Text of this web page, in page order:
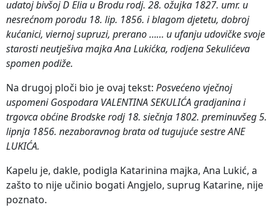
udatoj bivšoj D Elia u Brodu rodj. 28. ožujka 1827. umr. u
nesrećnom porodu 18. lip. 1856. i blagom djetetu, dobroj
kućanici, viernoj supruzi, prerano …… u ufanju udovičke svoje
starosti neutješiva majka Ana Lukićka, rodjena Sekulićeva
spomen podiže.
Na drugoj ploči bio je ovaj tekst: Posvećeno vječnoj
uspomeni Gospodara VALENTINA SEKULIĆA gradjanina i
trgovca obćine Brodske rodj 18. siečnja 1802. preminuvšeg 5.
lipnja 1856. nezaboravnog brata od tugujuće sestre ANE
LUKIĆA.
Kapelu je, dakle, podigla Katarinina majka, Ana Lukić, a
zašto to nije učinio bogati Angjelo, suprug Katarine, nije
poznato.